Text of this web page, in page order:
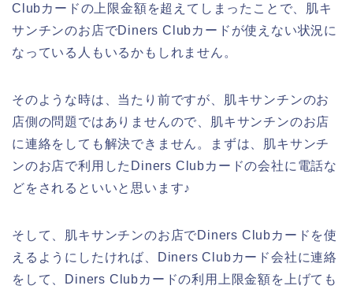
Clubカードの上限金額を超えてしまったことで、肌キ
サンチンのお店でDiners Clubカードが使えない状況に
なっている人もいるかもしれません。
そのような時は、当たり前ですが、肌キサンチンのお
店側の問題ではありませんので、肌キサンチンのお店
に連絡をしても解決できません。まずは、肌キサンチ
ンのお店で利用したDiners Clubカードの会社に電話な
どをされるといいと思います♪
そして、肌キサンチンのお店でDiners Clubカードを使
えるようにしたければ、Diners Clubカード会社に連絡
をして、Diners Clubカードの利用上限金額を上げても